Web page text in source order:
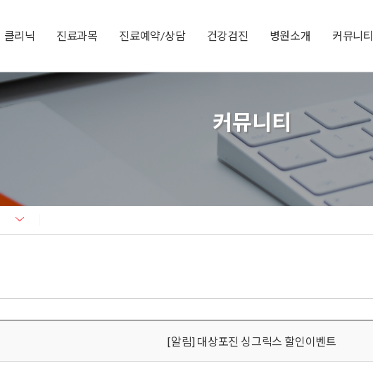
클리닉 진료과목 진료예약/상담 건강검진 병원소개 커뮤니티
커뮤니티
[알림] 대상포진 싱그릭스 할인이벤트